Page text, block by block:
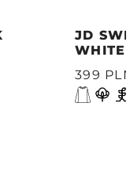
JD
WHITE
399